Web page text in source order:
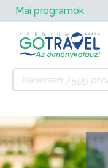
Mai programok